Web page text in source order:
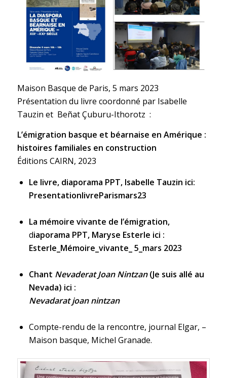
Maison Basque de Paris, 5 mars 2023
Présentation du livre coordonné par Isabelle
Tauzin et Beñat Çuburu-Ithorotz :
L’émigration basque et béarnaise en Amérique :
histoires familiales en construction
Éditions CAIRN, 2023
Le livre, diaporama PPT, Isabelle Tauzin ici:
PresentationlivreParismars23
La mémoire vivante de l’émigration,
diaporama PPT, Maryse Esterle ici :
Esterle_Mémoire_vivante_ 5_mars 2023
Chant Nevaderat Joan Nintzan(Je suis allé au
Nevada) ici :
Nevadarat joan nintzan
Compte-rendu de la rencontre, journal Elgar, –
Maison basque, Michel Granade.